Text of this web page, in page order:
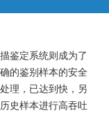
鉴定系统则成为了
的鉴别样本的安全
理，已达到快，另
史样本进行高吞吐